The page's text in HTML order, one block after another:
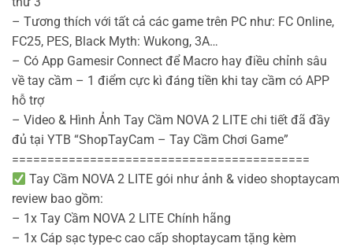
– Tương thích với tất cả các game trên PC như: FC Online,
FC25, PES, Black Myth: Wukong, 3A…
– Có App Gamesir Connect để Macro hay điều chỉnh sâu
về tay cầm – 1 điểm cực kì đáng tiền khi tay cầm có APP
hỗ trợ
– Video & Hình Ảnh Tay Cầm NOVA 2 LITE chi tiết đã đầy
đủ tại YTB “ShopTayCam – Tay Cầm Chơi Game”
==========================================
Tay Cầm NOVA 2 LITE gói như ảnh & video shoptaycam
review bao gồm:
– 1x Tay Cầm NOVA 2 LITE Chính hãng
– 1x Cáp sạc type-c cao cấp shoptaycam tặng kèm